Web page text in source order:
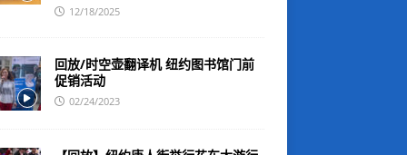
12/18/2025
回放/时空壶翻译机 纽约图书馆门前
促销活动
02/24/2023